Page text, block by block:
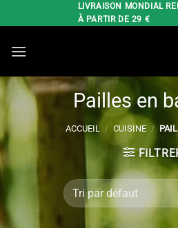
au
LIVRAISON MONDIAL
À PARTIR DE 29 €
Pailles en
ACCUEIL / CUISINE /